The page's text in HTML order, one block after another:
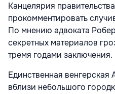
Канцелярия
прокомментировать
По мнению адвоката
секретных материалов
тремя годами заключения.
Единственная
вблизи небольшого